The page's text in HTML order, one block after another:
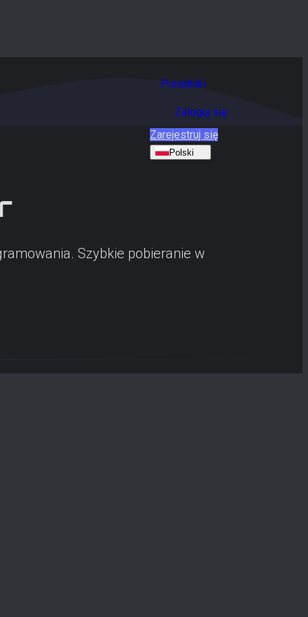
Poradniki
Zaloguj się
Zarejestruj się
Polski
Szybkie pobieranie w